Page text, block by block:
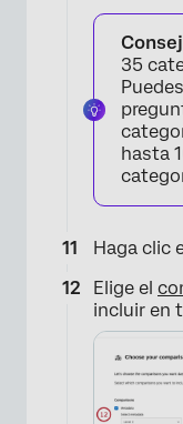
35
hasta
Haga clic
Elige el
incluir en